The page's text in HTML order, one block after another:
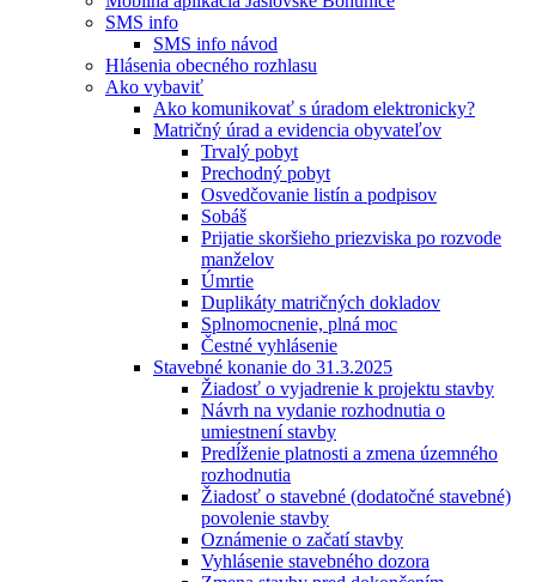
SMS info
SMS info návod
Hlásenia obecného rozhlasu
Ako vybaviť
Ako komunikovať s úradom elektronicky?
Matričný úrad a evidencia obyvateľov
Trvalý pobyt
Prechodný pobyt
Osvedčovanie listín a podpisov
Sobáš
Prijatie skoršieho priezviska po rozvode
manželov
Úmrtie
Duplikáty matričných dokladov
Splnomocnenie, plná moc
Čestné vyhlásenie
Stavebné konanie do 31.3.2025
Žiadosť o vyjadrenie k projektu stavby
Návrh na vydanie rozhodnutia o
umiestnení stavby
Predĺženie platnosti a zmena územného
rozhodnutia
Žiadosť o stavebné (dodatočné stavebné)
povolenie stavby
Oznámenie o začatí stavby
Vyhlásenie stavebného dozora